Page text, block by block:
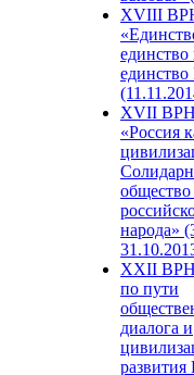
XVIII
единство
единство
XVII
«Россия
народа»
XXII
по пути
диалога и
развития